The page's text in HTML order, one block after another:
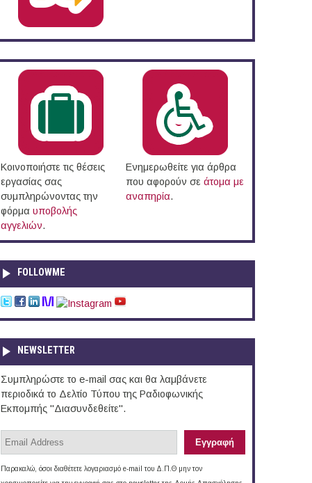
Κοινοποιήστε τις θέσεις
εργασίας σας
συμπληρώνοντας την
φόρμα υποβολής
αγγελιών.
Ενημερωθείτε για άρθρα
που αφορούν σε άτομα με
αναπηρία.
FOLLOWME
NEWSLETTER
Συμπληρώστε το e-mail σας και θα λαμβάνετε
περιοδικά το Δελτίο Τύπου της Ραδιοφωνικής
Εκπομπής "Διασυνδεθείτε".
Παρακαλώ, όσοι διαθέτετε λογαριασμό e-mail του Δ.Π.Θ μην τον